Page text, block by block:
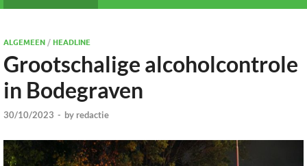
ALGEMEEN/ HEADLINE
Grootschalige alcoholcontrole
in Bodegraven
30/10/2023 - by redactie